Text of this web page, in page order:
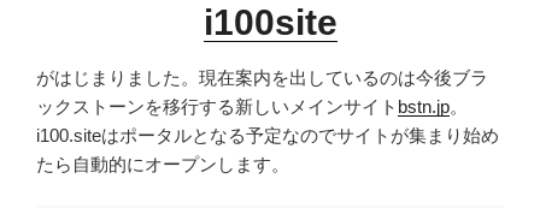
i100site
がはじまりました。現在案内を出しているのは今後ブラ
ックストーンを移行する新しいメインサイト bstn.jp。
i100.siteはポータルとなる予定なのでサイトが集まり始め
たら自動的にオープンします。